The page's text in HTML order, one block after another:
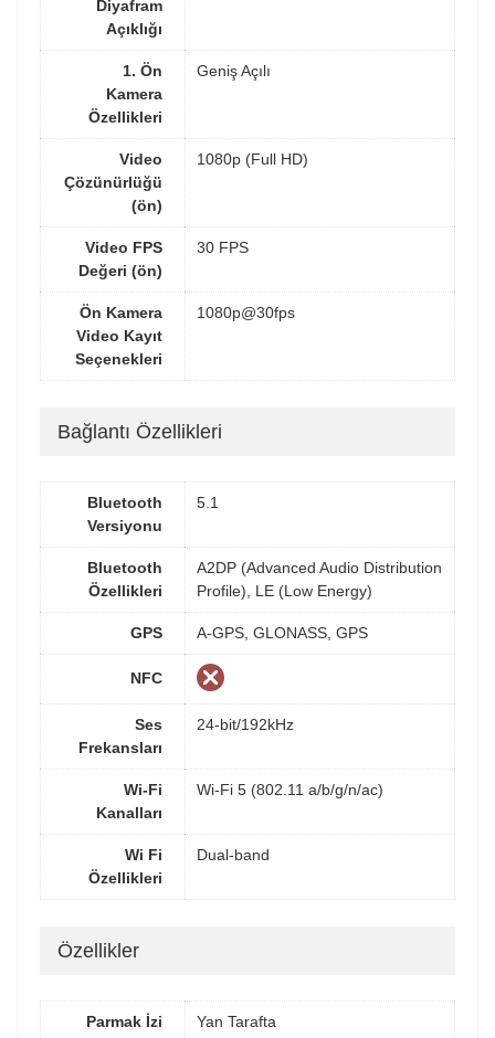
Diyafram
Açıklığı
1. Ön
Kamera
Özellikleri
Geniş Açılı
Video
Çözünürlüğü
(ön)
1080p (Full HD)
Video FPS
Değeri (ön)
30 FPS
Ön Kamera
Video Kayıt
Seçenekleri
1080p@30fps
Bağlantı Özellikleri
Bluetooth
Versiyonu
5.1
Bluetooth
Özellikleri
A2DP (Advanced Audio Distribution
Profile), LE (Low Energy)
GPS A-GPS, GLONASS, GPS
NFC
Ses
Frekansları
24-bit/192kHz
Wi-Fi
Kanalları
Wi-Fi 5 (802.11 a/b/g/n/ac)
Wi Fi
Özellikleri
Dual-band
Özellikler
Parmak İzi
Yan Tarafta